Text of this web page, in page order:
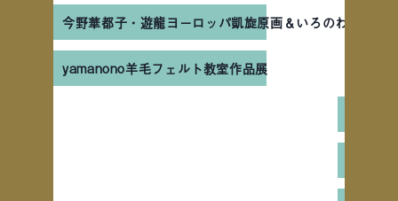
今野華都子・遊龍ヨーロッパ凱旋原画＆いろのわ作品展
yamanono羊毛フェルト教室作品展